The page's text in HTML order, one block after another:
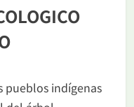
pueblos indígenas